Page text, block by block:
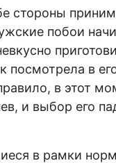
стороны
побои
посмотрела в
в этот
и выбор его
в рамки